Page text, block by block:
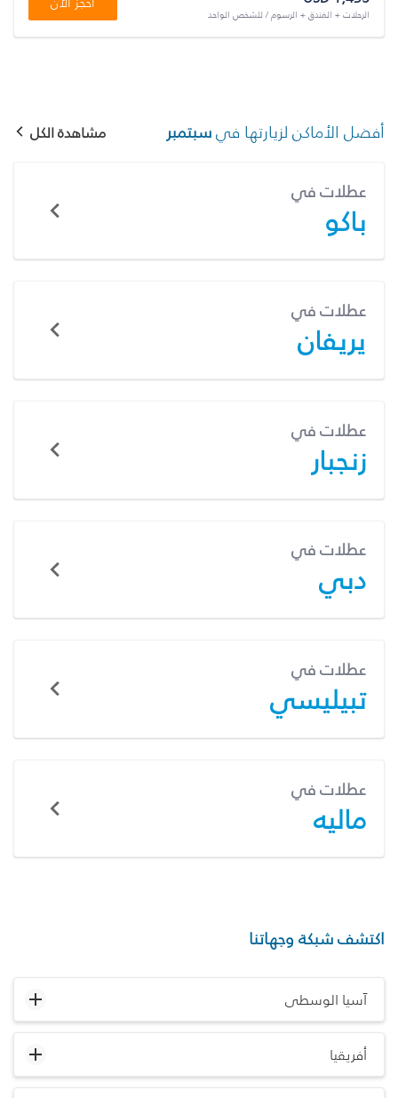
الرحلات + الفندق + الرسوم / للشخص الواحد
أفضل الأماكن لزيارتها فيسبتمبر مشاهدة الكل
عطلات في
باكو
عطلات في
يريفان
عطلات في
زنجبار
عطلات في
دبي
عطلات في
تبيليسي
عطلات في
ماليه
اكتشف شبكة وجهاتنا
آسيا الوسطى
أفريقيا